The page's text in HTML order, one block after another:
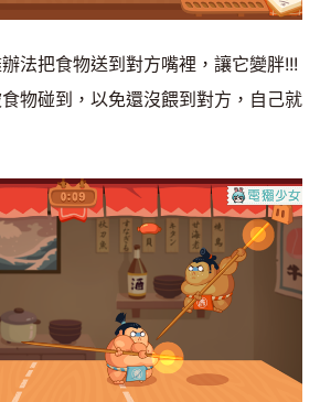
法把食物送到對方嘴裡，讓它變胖!!!
物碰到，以免還沒餵到對方，自己就